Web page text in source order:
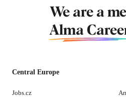
We are a
Alma
Central Europe
Jobs.cz